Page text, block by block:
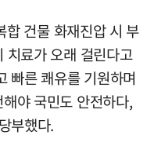
건물 화재진압 시 부
치료가 오래 걸린다고
빠른 쾌유를 기원하며
야 국민도 안전하다,
부했다.